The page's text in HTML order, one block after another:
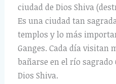
ciudad de Dios Shiva
Es una ciudad tan
templos y lo más
Ganges. Cada día visitan
bañarse en el río sagrado
Dios Shiva.